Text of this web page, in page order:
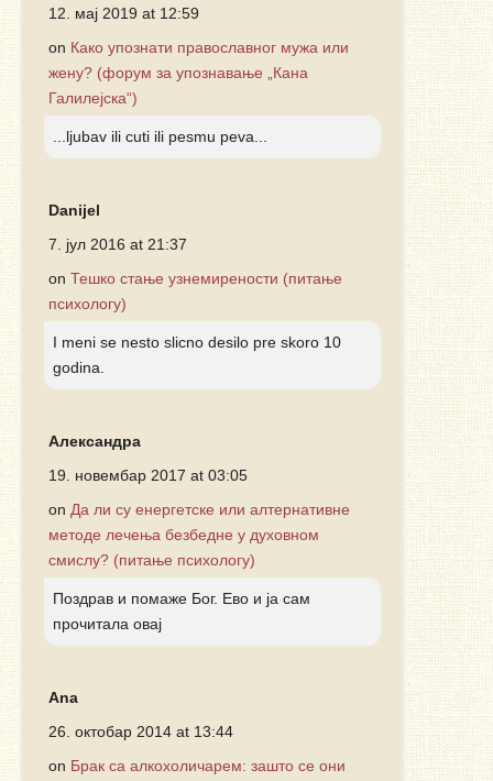
12. мај 2019 at 12:59
on Како упознати православног мужа или
жену? (форум за упознавање „Кана
Галилејска“)
...ljubav ili cuti ili pesmu peva...
Danijel
7. јул 2016 at 21:37
on Тешко стање узнемирености (питање
психологу)
I meni se nesto slicno desilo pre skoro 10
godina.
Александра
19. новембар 2017 at 03:05
on Да ли су енергетске или алтернативне
методе лечења безбедне у духовном
смислу? (питање психологу)
Поздрав и помаже Бог. Ево и ја сам
прочитала овај
Ana
26. октобар 2014 at 13:44
on Брак са алкохоличарем: зашто се они